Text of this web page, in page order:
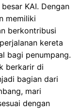
KAI. Dengan
memiliki
berkontribusi
kereta
bagi penumpang.
berkarir di
bagian dari
mari
dengan